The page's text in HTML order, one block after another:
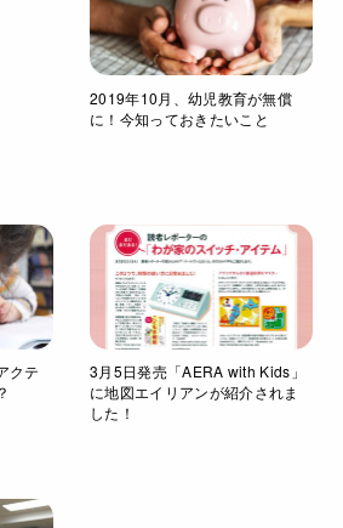
2019年10月、幼児教育が無償
に！今知っておきたいこと
クテ
3月5日発売「AERA with Kids」
に地図エイリアンが紹介されま
した！